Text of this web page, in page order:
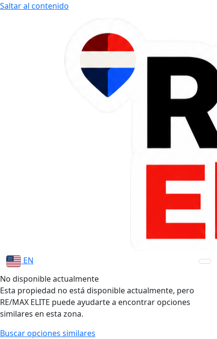
Saltar al contenido
EN
No disponible actualmente
Esta propiedad no está disponible actualmente, pero
RE/MAX ELITE puede ayudarte a encontrar opciones
similares en esta zona.
Buscar opciones similares